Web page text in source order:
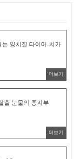
양치질 타이머-치카
더보기
출 눈물의 종지부
더보기